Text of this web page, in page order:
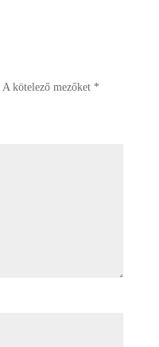
A kötelező mezőket *